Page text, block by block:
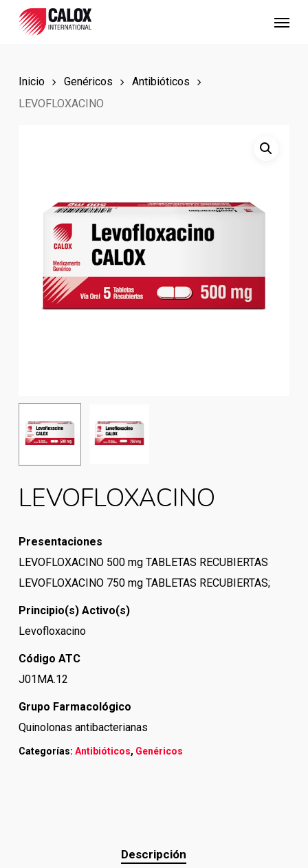
Inicio Genéricos
Antibióticos
LEVOFLOXACINO
LEVOFLOXACINO
Presentaciones
LEVOFLOXACINO 500 mg TABLETAS RECUBIERTAS
LEVOFLOXACINO 750 mg TABLETAS RECUBIERTAS;
Principio(s) Activo(s)
Levofloxacino
Código ATC
J01MA.12
Grupo Farmacológico
Quinolonas antibacterianas
Categorías: Antibióticos, Genéricos
Descripción